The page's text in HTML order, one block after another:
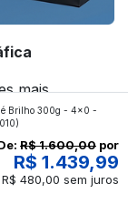
mais
Então,
você!
Brilho 300g - 4x0 -
R$ 1.600,00 por
R$ 1.439,99
480,00 sem juros